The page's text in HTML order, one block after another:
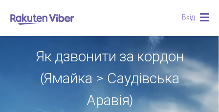
Вхід
Як дзвонити за кордон
(Ямайка > Саудівська
Аравія)